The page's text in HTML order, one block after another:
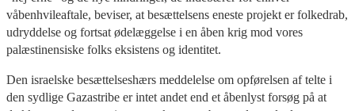
våbenhvileaftale, beviser, at besættelsens eneste projekt er folkedrab,
udryddelse og fortsat ødelæggelse i en åben krig mod vores
palæstinensiske folks eksistens og identitet.
Den israelske besættelseshærs meddelelse om opførelsen af telte i
den sydlige Gazastribe er intet andet end et åbenlyst forsøg på at